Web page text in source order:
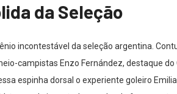
da Seleção
incontestável da seleção argentina.
campistas Enzo Fernández, destaque
espinha dorsal o experiente goleiro